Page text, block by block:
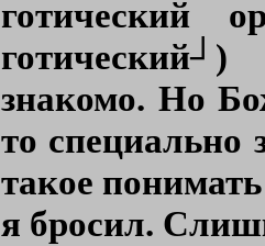
готический
знакомо. Но
то специально
такое
я бросил.